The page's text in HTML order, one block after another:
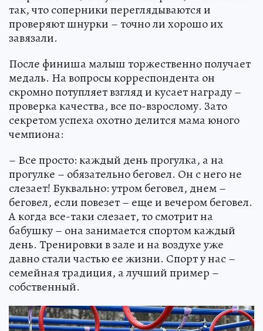
так, что соперники переглядываются и
проверяют шнурки – точно ли хорошо их
завязали.
После финиша малыш торжественно получает
медаль. На вопросы корреспондента он
скромно потупляет взгляд и кусает награду –
проверка качества, все по-взрослому. Зато
секретом успеха охотно делится мама юного
чемпиона:
– Все просто: каждый день прогулка, а на
прогулке – обязательно беговел. Он с него не
слезает! Буквально: утром беговел, днем –
беговел, если повезет – еще и вечером беговел.
А когда все-таки слезает, то смотрит на
бабушку – она занимается спортом каждый
день. Тренировки в зале и на воздухе уже
давно стали частью ее жизни. Спорт у нас –
семейная традиция, а лучший пример –
собственный.